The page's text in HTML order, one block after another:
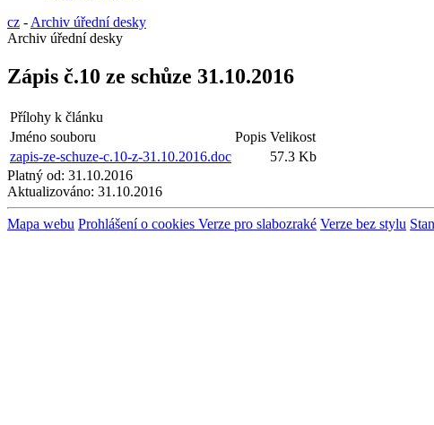
cz - Archiv úřední desky
Archiv úřední desky
Zápis č.10 ze schůze 31.10.2016
Přílohy k článku
Jméno souboru
Popis Velikost
zapis-ze-schuze-c.10-z-31.10.2016.doc
57.3 Kb
Platný od: 31.10.2016
Aktualizováno: 31.10.2016
Mapa webu Prohlášení o cookies Verze pro slabozraké Verze bez stylu